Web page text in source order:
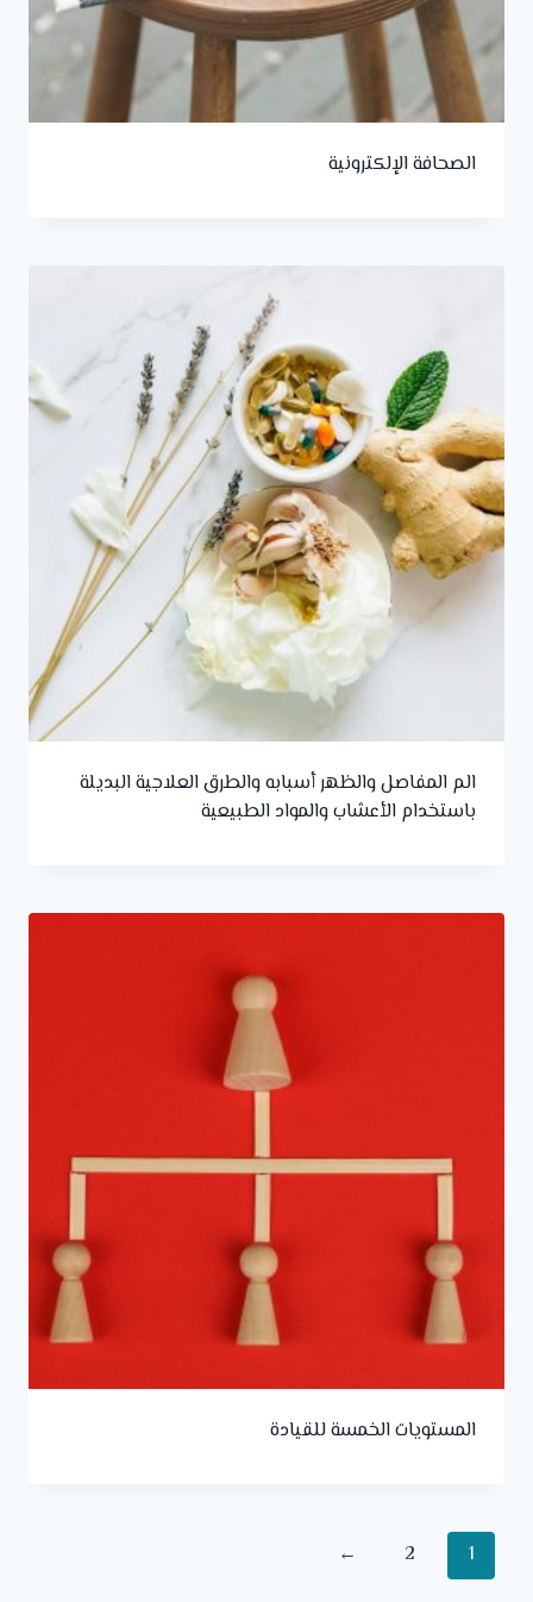
الصحافة الإلكترونية
الم المفاصل والظهر أسبابه والطرق العلاجية البديلة
باستخدام الأعشاب والمواد الطبيعية
المستويات الخمسة للقيادة
1
2
←